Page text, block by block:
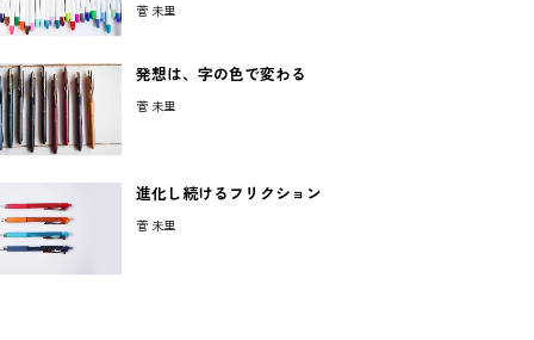
菅 未里
発想は、字の色で変わる
菅 未里
進化し続けるフリクション
菅 未里